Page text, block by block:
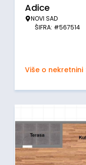
Adice
NOVI SAD
ŠIFRA: #567514
Više o nekretnini